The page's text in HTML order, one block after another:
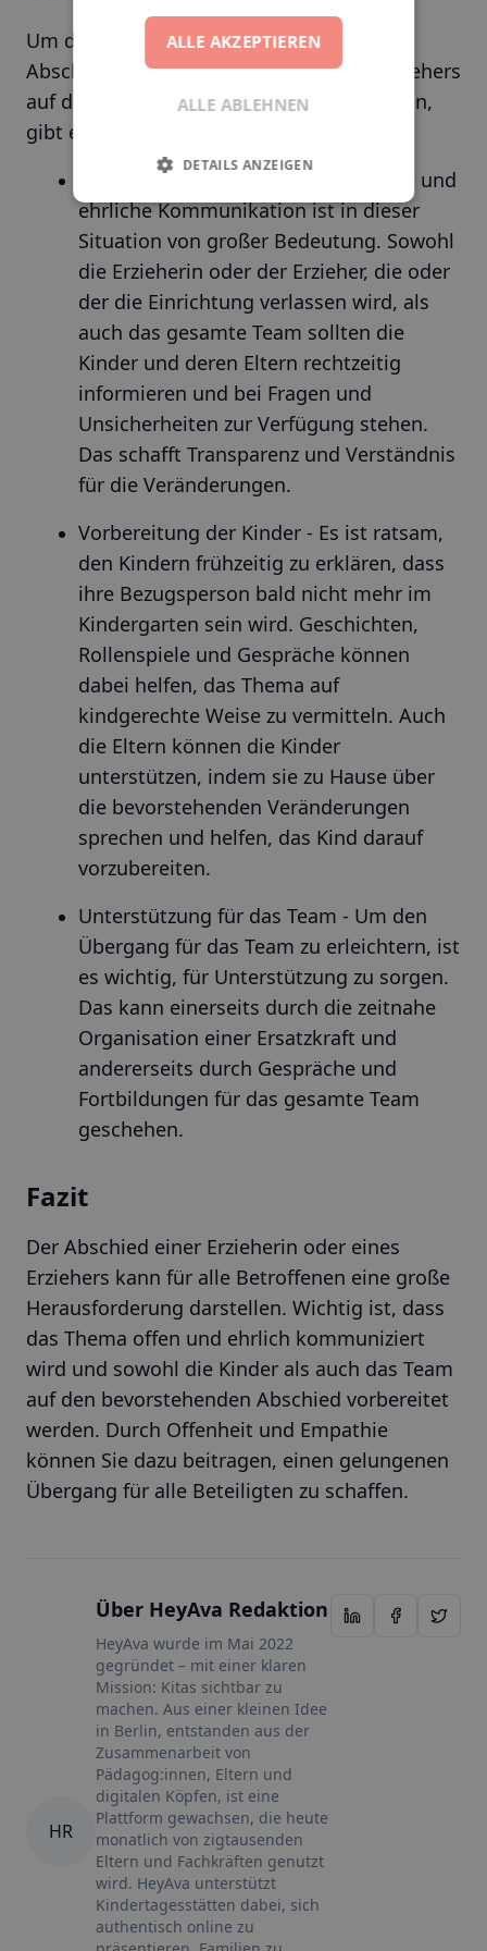
Um die negativen Auswirkungen des
Abschieds einer Erzieherin oder eines Erziehers
auf die Kinder und das Team zu minimieren,
gibt es einige hilfreiche Maßnahmen:
Offene Kommunikation - Eine offene und
ehrliche Kommunikation ist in dieser
Situation von großer Bedeutung. Sowohl
die Erzieherin oder der Erzieher, die oder
der die Einrichtung verlassen wird, als
auch das gesamte Team sollten die
Kinder und deren Eltern rechtzeitig
informieren und bei Fragen und
Unsicherheiten zur Verfügung stehen.
Das schafft Transparenz und Verständnis
für die Veränderungen.
Vorbereitung der Kinder - Es ist ratsam,
den Kindern frühzeitig zu erklären, dass
ihre Bezugsperson bald nicht mehr im
Kindergarten sein wird. Geschichten,
Rollenspiele und Gespräche können
dabei helfen, das Thema auf
kindgerechte Weise zu vermitteln. Auch
die Eltern können die Kinder
unterstützen, indem sie zu Hause über
die bevorstehenden Veränderungen
sprechen und helfen, das Kind darauf
vorzubereiten.
Unterstützung für das Team - Um den
Übergang für das Team zu erleichtern, ist
es wichtig, für Unterstützung zu sorgen.
Das kann einerseits durch die zeitnahe
Organisation einer Ersatzkraft und
andererseits durch Gespräche und
Fortbildungen für das gesamte Team
geschehen.
Fazit
Der Abschied einer Erzieherin oder eines
Erziehers kann für alle Betroffenen eine große
Herausforderung darstellen. Wichtig ist, dass
das Thema offen und ehrlich kommuniziert
wird und sowohl die Kinder als auch das Team
auf den bevorstehenden Abschied vorbereitet
werden. Durch Offenheit und Empathie
können Sie dazu beitragen, einen gelungenen
Übergang für alle Beteiligten zu schaffen.
HR
Über HeyAva Redaktion
HeyAva wurde im Mai 2022
gegründet – mit einer klaren
Mission: Kitas sichtbar zu
machen. Aus einer kleinen Idee
in Berlin, entstanden aus der
Zusammenarbeit von
Pädagog:innen, Eltern und
digitalen Köpfen, ist eine
Plattform gewachsen, die heute
monatlich von zigtausenden
Eltern und Fachkräften genutzt
wird. HeyAva unterstützt
Kindertagesstätten dabei, sich
authentisch online zu
ALLE AKZEPTIEREN
ALLE ABLEHNEN
DETAILS ANZEIGEN